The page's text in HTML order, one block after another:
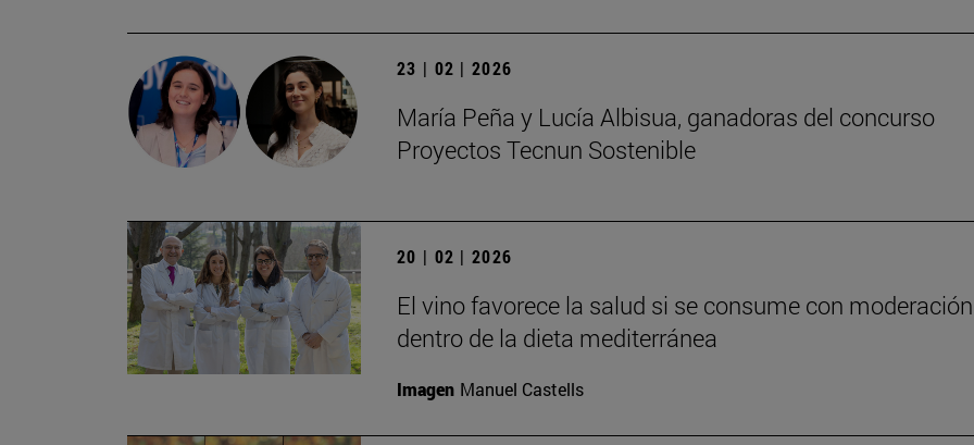
23 | 02 | 2026
María Peña y Lucía Albisua, ganadoras del concurso
Proyectos Tecnun Sostenible
20 | 02 | 2026
El vino favorece la salud si se consume con
dentro de la dieta mediterránea
Imagen Manuel Castells